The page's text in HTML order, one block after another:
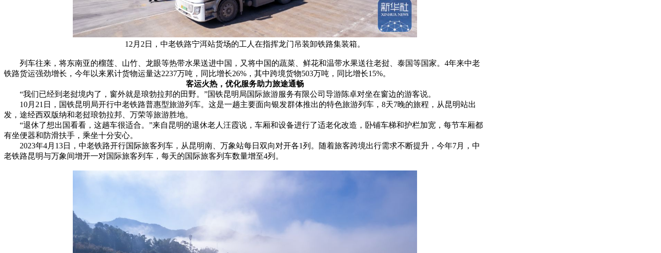
12月2日，中老铁路宁洱站货场的工人在指挥龙门吊装卸铁路集装箱。
列车往来，将东南亚的榴莲、山竹、龙眼等热带水果送进中国，又将中国的蔬菜、鲜花和温带水果送往老挝、泰国等国家。4年来中老
铁路货运强劲增长，今年以来累计货物运量达2237万吨，同比增长26%，其中跨境货物503万吨，同比增长15%。
客运火热，优化服务助力旅途通畅
“我们已经到老挝境内了，窗外就是琅勃拉邦的田野。”国铁昆明局国际旅游服务有限公司导游陈卓对坐在窗边的游客说。
10月21日，国铁昆明局开行中老铁路普惠型旅游列车。这是一趟主要面向银发群体推出的特色旅游列车，8天7晚的旅程，从昆明站出
发，途经西双版纳和老挝琅勃拉邦、万荣等旅游胜地。
“退休了想出国看看，这趟车很适合。”来自昆明的退休老人汪霞说，车厢和设备进行了适老化改造，卧铺车梯和护栏加宽，每节车厢都
有坐便器和防滑扶手，乘坐十分安心。
2023年4月13日，中老铁路开行国际旅客列车，从昆明南、万象站每日双向对开各1列。随着旅客跨境出行需求不断提升，今年7月，中
老铁路昆明与万象间增开一对国际旅客列车，每天的国际旅客列车数量增至4列。